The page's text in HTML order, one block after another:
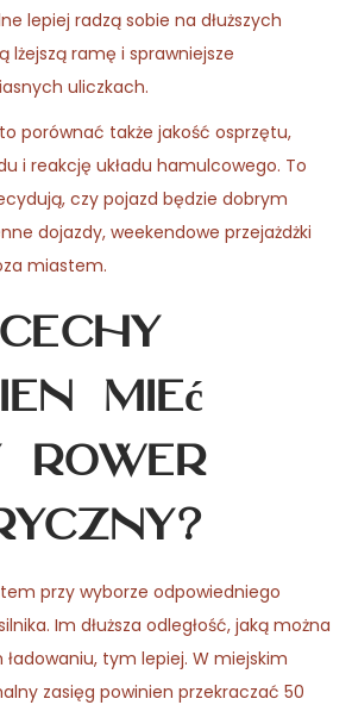
lepiej radzą sobie na dłuższych
lżejszą ramę i sprawniejsze
uliczkach.
porównać także jakość osprzętu,
i reakcję układu hamulcowego. To
czy pojazd będzie dobrym
dojazdy, weekendowe przejażdżki
miastem.
mieć
rower
przy wyborze odpowiedniego
Im dłuższa odległość, jaką można
tym lepiej. W miejskim
zasięg powinien przekraczać 50